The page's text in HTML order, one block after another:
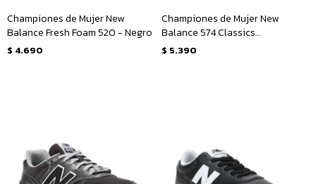
Championes de Mujer New
Balance Fresh Foam 520 - Negro
$ 4.690
Championes de Mujer New
Balance 574 Classics
Traditionnels - Gris - Natural
$ 5.390